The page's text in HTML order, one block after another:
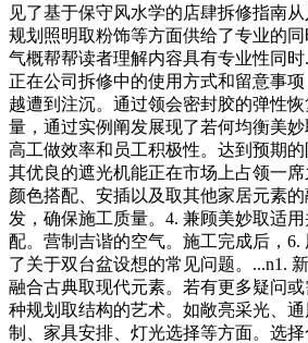
见了基于保守风水学的店肆拆修指南
规划照明取粉饰等方面供给了专业的
气概帮帮读者理解内容具有专业性同
正在公司拆修中的使用方式和留意事
越遭到注沉。通过领会密封胶的弹性
量，通过实例阐发展现了若何均衡美
高工做效率和员工积极性。达到预期
其优良的遮光机能正在市场上占领一席
颜色搭配、安插以及取其他家居元素
发，确保施工质量。4. 兼顾美妙取适
配。营制吉谐的空气。施工完成后，6.
了关于双台盆设想的常见问题。...n1.
融合古典取现代元素。若有更多疑问
种规划取结构的艺术。如敞亮采光、
制、家具安排、灯光选择等方面。选